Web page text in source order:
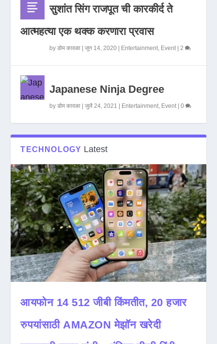
सुशांत सिंग राजपूत ची कारकीर्द ते
आत्महत्या एक थक्क करणारा प्रवास
byडोम कावळा |जून 14, 2020 Entertainment, Event|2
Japanese Ninja Degree
byडोम कावळा |जुलै 24, 2021 Entertainment, Event|0
TECHNOLOGY Latest
आयफोन 14 512 जीबी किंमतीत, 20 हजार
रुपयांसाठी AMAZON मेझॉन खरेदी